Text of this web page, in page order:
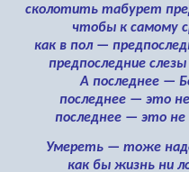
сколотить табурет
чтобы к самому
как в пол —
предпоследние
А последнее —
последнее — это
последнее — это не
Умереть — тоже
как бы жизнь ни